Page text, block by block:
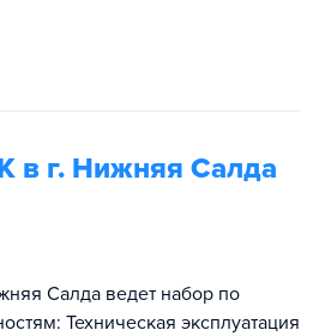
в г. Нижняя Салда
Салда ведет набор по
Техническая эксплуатация